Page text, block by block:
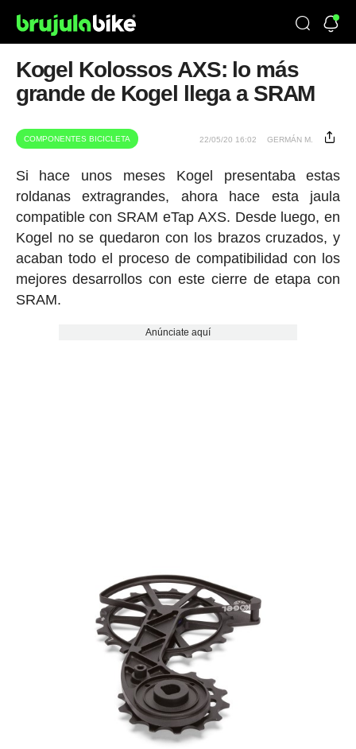
Kogel Kolossos AXS: lo más
grande de Kogel llega a SRAM
COMPONENTES BICICLETA 22/05/20 16:02 GERMÁN M.
Si hace unos meses Kogel presentaba estas
roldanas extragrandes, ahora hace esta jaula
compatible con SRAM eTap AXS. Desde luego, en
Kogel no se quedaron con los brazos cruzados, y
acaban todo el proceso de compatibilidad con los
mejores desarrollos con este cierre de etapa con
SRAM.
Anúnciate aquí